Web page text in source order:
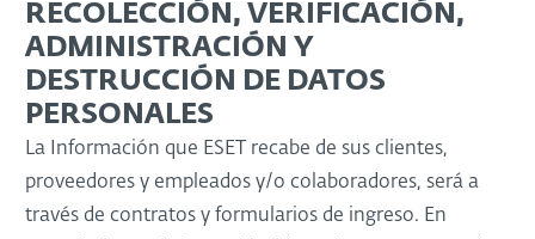
RECOLECCIÓN, VERIFICACIÓN,
ADMINISTRACIÓN Y
DESTRUCCIÓN DE DATOS
PERSONALES
La Información que ESET recabe de sus clientes,
proveedores y empleados y/o colaboradores, será a
través de contratos y formularios de ingreso. En